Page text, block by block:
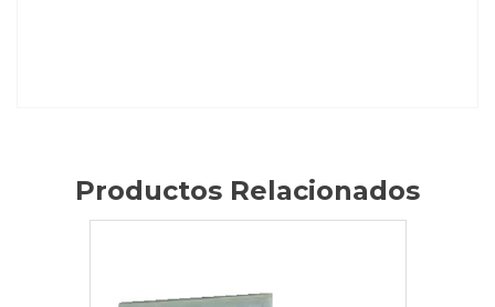
Productos Relacionados